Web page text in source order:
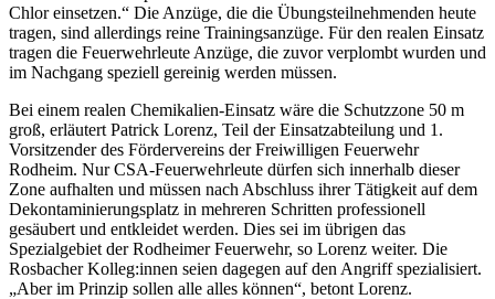
Chlor einsetzen.“ Die Anzüge, die die Übungsteilnehmenden heute
tragen, sind allerdings reine Trainingsanzüge. Für den realen Einsatz
tragen die Feuerwehrleute Anzüge, die zuvor verplombt wurden und
im Nachgang speziell gereinig werden müssen.
Bei einem realen Chemikalien-Einsatz wäre die Schutzzone 50 m
groß, erläutert Patrick Lorenz, Teil der Einsatzabteilung und 1.
Vorsitzender des Fördervereins der Freiwilligen Feuerwehr
Rodheim. Nur CSA-Feuerwehrleute dürfen sich innerhalb dieser
Zone aufhalten und müssen nach Abschluss ihrer Tätigkeit auf dem
Dekontaminierungsplatz in mehreren Schritten professionell
gesäubert und entkleidet werden. Dies sei im übrigen das
Spezialgebiet der Rodheimer Feuerwehr, so Lorenz weiter. Die
Rosbacher Kolleg:innen seien dagegen auf den Angriff spezialisiert.
„Aber im Prinzip sollen alle alles können“, betont Lorenz.